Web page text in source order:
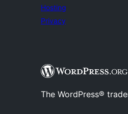
Hosting
Privacy
The WordPress®